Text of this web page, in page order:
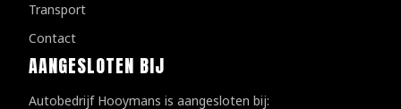
Transport
Contact
AANGESLOTEN BIJ
Autobedrijf Hooymans is aangesloten bij: